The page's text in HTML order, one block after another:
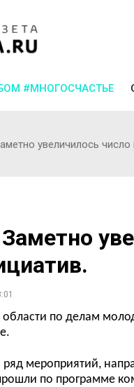
#МНОГОСЧАСТЬЕ
увеличилось
по делам
ряд мероприятий,
по программе